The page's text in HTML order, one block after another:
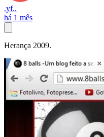
.yf..
há 1 mês
Herança 2009.